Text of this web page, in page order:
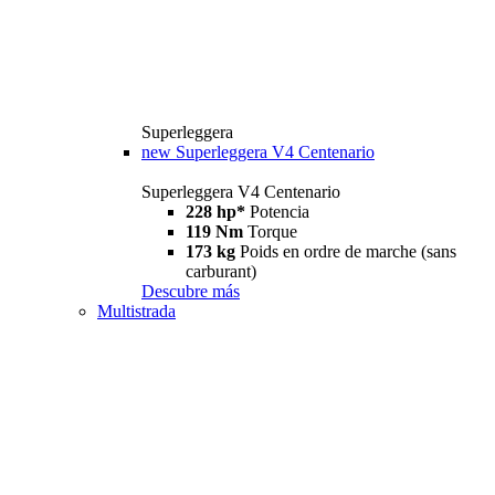
Superleggera
new Superleggera V4 Centenario
Superleggera V4 Centenario
228 hp* Potencia
119 Nm Torque
173 kg Poids en ordre de marche (sans
carburant)
Descubre más
Multistrada